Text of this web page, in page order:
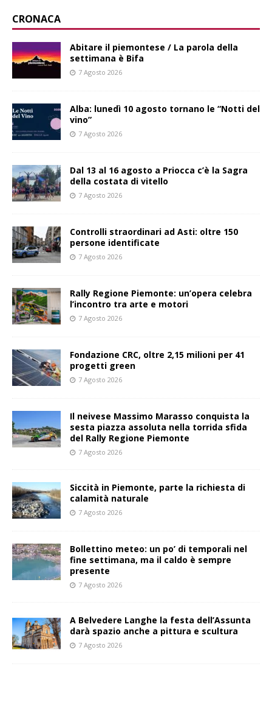
CRONACA
Abitare il piemontese / La parola della
settimana è Bifa
7 Agosto 2026
Alba: lunedì 10 agosto tornano le “Notti del
vino”
7 Agosto 2026
Dal 13 al 16 agosto a Priocca c’è la Sagra
della costata di vitello
7 Agosto 2026
Controlli straordinari ad Asti: oltre 150
persone identificate
7 Agosto 2026
Rally Regione Piemonte: un’opera celebra
l’incontro tra arte e motori
7 Agosto 2026
Fondazione CRC, oltre 2,15 milioni per 41
progetti green
7 Agosto 2026
Il neivese Massimo Marasso conquista la
sesta piazza assoluta nella torrida sfida
del Rally Regione Piemonte
7 Agosto 2026
Siccità in Piemonte, parte la richiesta di
calamità naturale
7 Agosto 2026
Bollettino meteo: un po’ di temporali nel
fine settimana, ma il caldo è sempre
presente
7 Agosto 2026
A Belvedere Langhe la festa dell’Assunta
darà spazio anche a pittura e scultura
7 Agosto 2026